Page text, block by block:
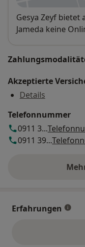
Verfügbarkeit
Gesya Zeyf
Jameda keine
Akzeptierte
Details
Telefonnummer
0911 3...
0911 39...
Erfahrungen